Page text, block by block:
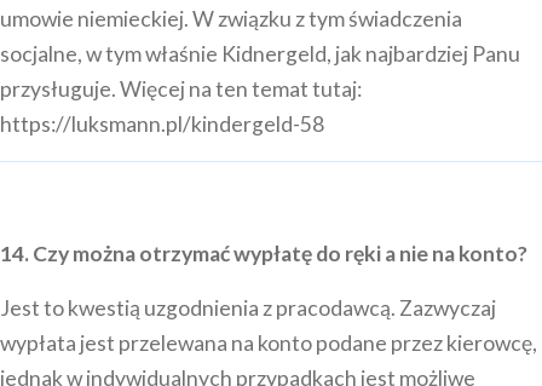
umowie niemieckiej. W związku z tym świadczenia
socjalne, w tym właśnie Kidnergeld, jak najbardziej Panu
przysługuje. Więcej na ten temat tutaj:
https://luksmann.pl/kindergeld-58
14. Czy można otrzymać wypłatę do ręki a nie na konto?
Jest to kwestią uzgodnienia z pracodawcą. Zazwyczaj
wypłata jest przelewana na konto podane przez kierowcę,
jednak w indywidualnych przypadkach jest możliwe